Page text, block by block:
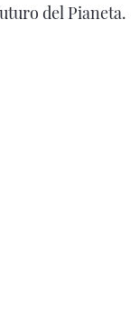
del Pianeta.